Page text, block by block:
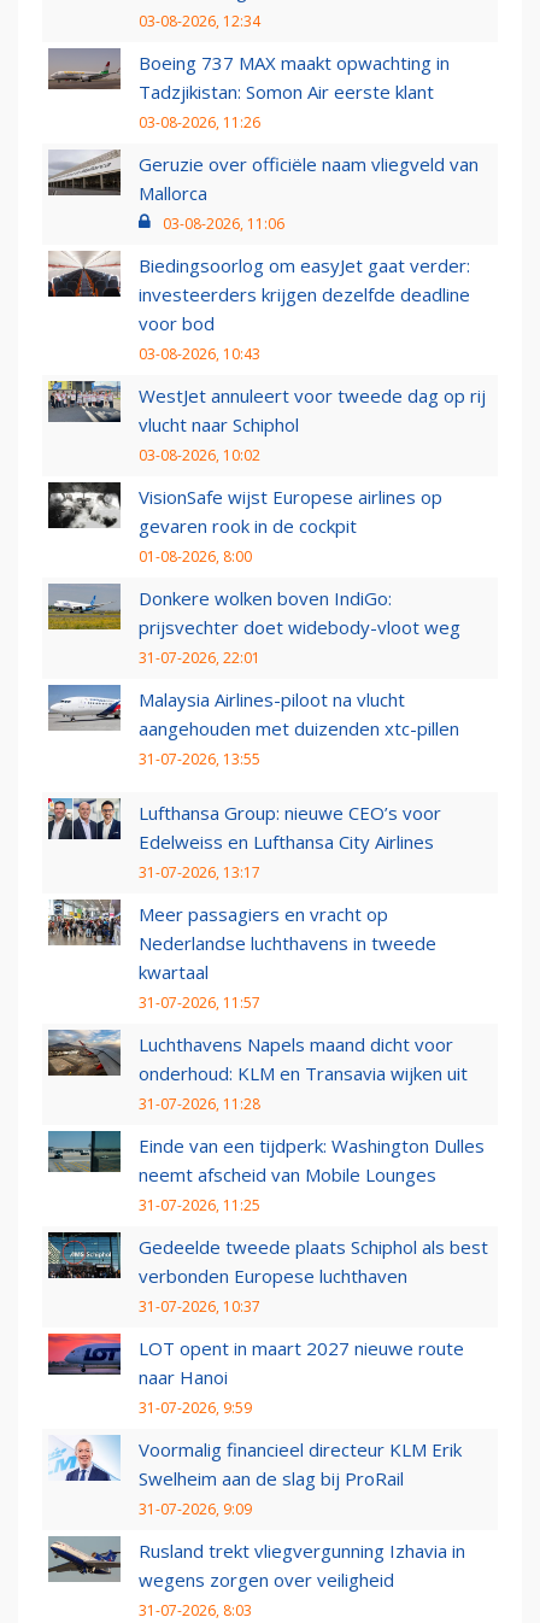
03-08-2026, 12:34
Boeing 737 MAX maakt opwachting in
Tadzjikistan: Somon Air eerste klant
03-08-2026, 11:26
Geruzie over officiële naam vliegveld van
Mallorca
03-08-2026, 11:06
Biedingsoorlog om easyJet gaat verder:
investeerders krijgen dezelfde deadline
voor bod
03-08-2026, 10:43
WestJet annuleert voor tweede dag op rij
vlucht naar Schiphol
03-08-2026, 10:02
VisionSafe wijst Europese airlines op
gevaren rook in de cockpit
01-08-2026, 8:00
Donkere wolken boven IndiGo:
prijsvechter doet widebody-vloot weg
31-07-2026, 22:01
Malaysia Airlines-piloot na vlucht
aangehouden met duizenden xtc-pillen
31-07-2026, 13:55
Lufthansa Group: nieuwe CEO’s voor
Edelweiss en Lufthansa City Airlines
31-07-2026, 13:17
Meer passagiers en vracht op
Nederlandse luchthavens in tweede
kwartaal
31-07-2026, 11:57
Luchthavens Napels maand dicht voor
onderhoud: KLM en Transavia wijken uit
31-07-2026, 11:28
Einde van een tijdperk: Washington Dulles
neemt afscheid van Mobile Lounges
31-07-2026, 11:25
Gedeelde tweede plaats Schiphol als best
verbonden Europese luchthaven
31-07-2026, 10:37
LOT opent in maart 2027 nieuwe route
naar Hanoi
31-07-2026, 9:59
Voormalig financieel directeur KLM Erik
Swelheim aan de slag bij ProRail
31-07-2026, 9:09
Rusland trekt vliegvergunning Izhavia in
wegens zorgen over veiligheid
31-07-2026, 8:03